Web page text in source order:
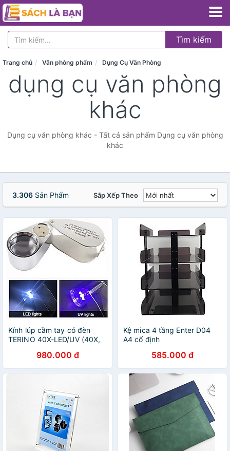
Tìm kiếm
Trang chủ Văn phòng phẩm Dụng Cụ Văn Phòng
dụng cụ văn phòng
khác
Dụng cụ văn phòng khác - Tất cả sản phẩm Dụng cụ văn phòng
khác
3.306 Sản Phẩm Sắp Xếp Theo
Kính lúp cầm tay có đèn
TERINO 40X-LED/UV (40X,
chính hãng980.000 đ
Kệ mica 4 tầng Enter D04
A4 cố định
585.000 đ